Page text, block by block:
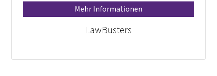
Mehr Informationen
LawBusters